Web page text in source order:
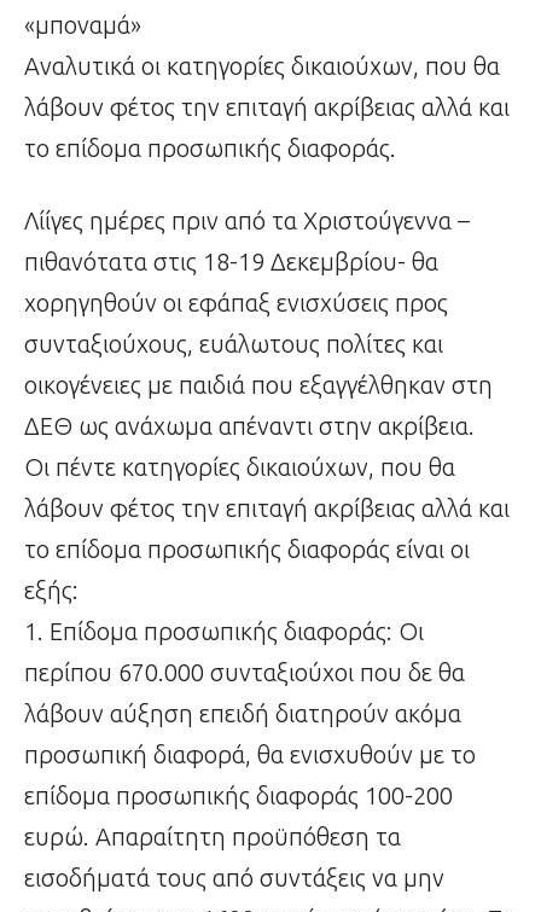
«μποναμά»
Αναλυτικά οι κατηγορίες δικαιούχων, που θα
λάβουν φέτος την επιταγή ακρίβειας αλλά και
το επίδομα προσωπικής διαφοράς.
Λίίγες ημέρες πριν από τα Χριστούγεννα –
πιθανότατα στις 18-19 Δεκεμβρίου- θα
χορηγηθούν οι εφάπαξ ενισχύσεις προς
συνταξιούχους, ευάλωτους πολίτες και
οικογένειες με παιδιά που εξαγγέλθηκαν στη
ΔΕΘ ως ανάχωμα απέναντι στην ακρίβεια.
Οι πέντε κατηγορίες δικαιούχων, που θα
λάβουν φέτος την επιταγή ακρίβειας αλλά και
το επίδομα προσωπικής διαφοράς είναι οι
εξής:
1. Επίδομα προσωπικής διαφοράς: Οι
περίπου 670.000 συνταξιούχοι που δε θα
λάβουν αύξηση επειδή διατηρούν ακόμα
προσωπική διαφορά, θα ενισχυθούν με το
επίδομα προσωπικής διαφοράς 100-200
ευρώ. Απαραίτητη προϋπόθεση τα
εισοδήματά τους από συντάξεις να μην